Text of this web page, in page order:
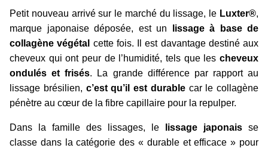
Petit nouveau arrivé sur le marché du lissage, le Luxter®,
marque japonaise déposée, est un
lissage à base de
collagène végétal cette fois. Il est davantage destiné aux
cheveux qui ont peur de l’humidité, tels que les cheveux
ondulés et frisés. La grande différence par rapport au
lissage brésilien, c’est qu’il est durablecar le collagène
pénètre au cœur de la fibre capillaire pour la repulper.
Dans la famille des lissages, le lissage japonais se
classe dans la catégorie des « durable et efficace » pour